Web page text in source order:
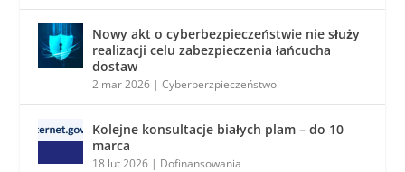
Nowy akt o cyberbezpieczeństwie nie służy
realizacji celu zabezpieczenia łańcucha
dostaw
2 mar 2026 |Cyberberzpieczeństwo
Kolejne konsultacje białych plam – do 10
marca
18 lut 2026 | Dofinansowania